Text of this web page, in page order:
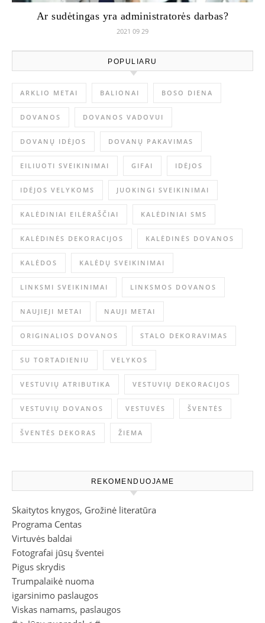
Ar sudėtingas yra administratorės darbas?
2021 09 29
POPULIARU
ARKLIO METAI BALIONAI BOSO DIENA
DOVANOS DOVANOS VADOVUI
DOVANŲ IDĖJOS DOVANŲ PAKAVIMAS
EILIUOTI SVEIKINIMAI GIFAI IDĖJOS
IDĖJOS VELYKOMS JUOKINGI SVEIKINIMAI
KALĖDINIAI EILĖRAŠČIAI KALĖDINIAI SMS
KALĖDINĖS DEKORACIJOS KALĖDINĖS DOVANOS
KALĖDOS KALĖDŲ SVEIKINIMAI
LINKSMI SVEIKINIMAI LINKSMOS DOVANOS
NAUJIEJI METAI NAUJI METAI
ORIGINALIOS DOVANOS STALO DEKORAVIMAS
SU TORTADIENIU VELYKOS
VESTUVIŲ ATRIBUTIKA VESTUVIŲ DEKORACIJOS
VESTUVIŲ DOVANOS VESTUVĖS ŠVENTĖS
ŠVENTĖS DEKORAS ŽIEMA
REKOMENDUOJAME
Skaitytos knygos, Grožinė literatūra
Programa Centas
Virtuvės baldai
Fotografai jūsų šventei
Pigus skrydis
Trumpalaikė nuoma
igarsinimo paslaugos
Viskas namams, paslaugos